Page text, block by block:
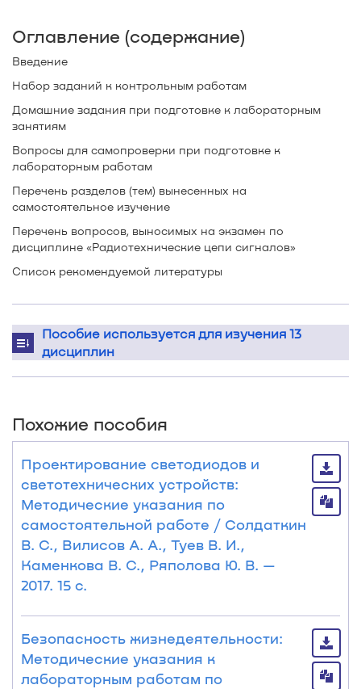
Оглавление (содержание)
Введение
Набор заданий к контрольным работам
Домашние задания при подготовке к лабораторным
занятиям
Вопросы для самопроверки при подготовке к
лабораторным работам
Перечень разделов (тем) вынесенных на
самостоятельное изучение
Перечень вопросов, выносимых на экзамен по
дисциплине «Радиотехнические цепи сигналов»
Список рекомендуемой литературы
Пособие используется для изучения 13
дисциплин
Похожие пособия
Проектирование светодиодов и
светотехнических устройств:
Методические указания по
самостоятельной работе / Солдаткин
В. С., Вилисов А. А., Туев В. И.,
Каменкова В. С., Ряполова Ю. В. —
2017. 15 с.
Безопасность жизнедеятельности:
Методические указания к
лабораторным работам по